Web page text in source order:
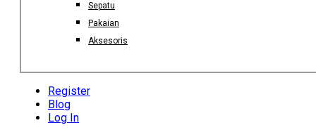
Sepatu
Pakaian
Aksesoris
Register
Blog
Log In